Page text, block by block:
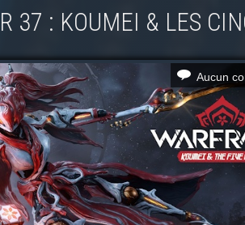
37 : KOUMEI & LES
Aucun